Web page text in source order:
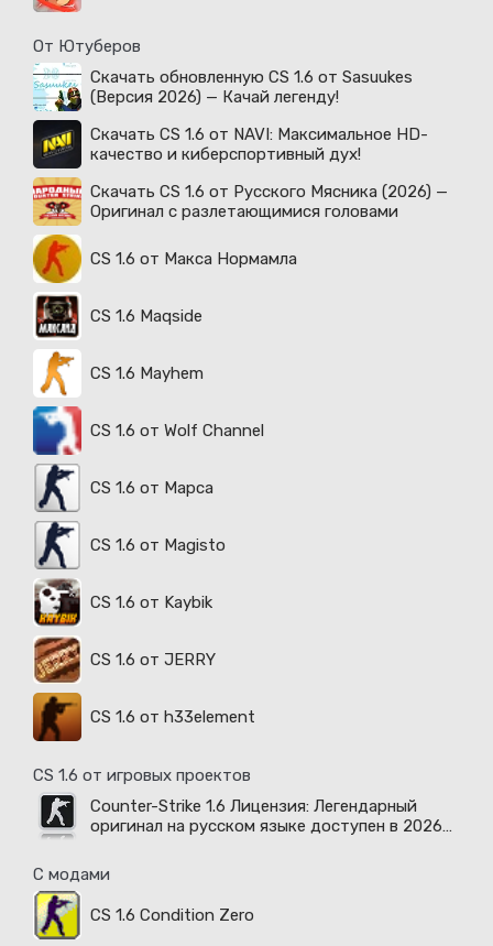
От Ютуберов
Скачать обновленную CS 1.6 от Sasuukes
(Версия 2026) — Качай легенду!
Скачать CS 1.6 от NAVI: Максимальное HD-
качество и киберспортивный дух!
Скачать CS 1.6 от Русского Мясника (2026) —
Оригинал с разлетающимися головами
CS 1.6 от Макса Нормамла
CS 1.6 Maqside
CS 1.6 Mayhem
CS 1.6 от Wolf Channel
CS 1.6 от Марса
CS 1.6 от Magisto
CS 1.6 от Kaybik
CS 1.6 от JERRY
CS 1.6 от h33element
CS 1.6 от игровых проектов
Counter-Strike 1.6 Лицензия: Легендарный
оригинал на русском языке доступен в 2026
С модами
CS 1.6 Condition Zero